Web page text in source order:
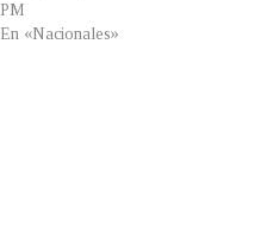
PM
En «Nacionales»